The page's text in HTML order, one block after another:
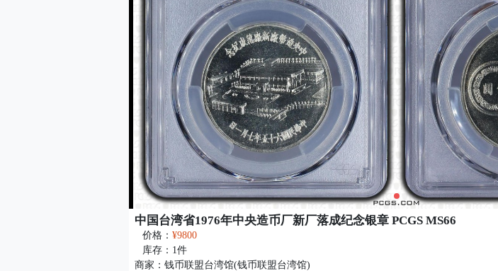
中国台湾省1976年中央造币厂新厂落成纪念银章 PCGS MS66
价格： ¥9800
库存： 1 件
商家： 钱币联盟台湾馆(钱币联盟台湾馆)